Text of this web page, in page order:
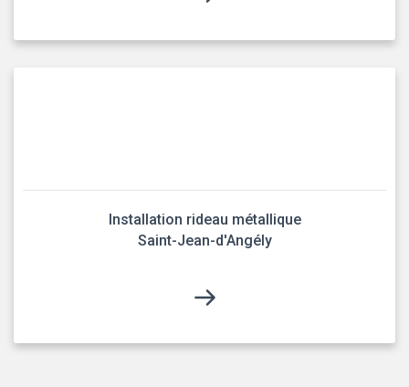
Installation rideau métallique
Saint-Jean-d'Angély